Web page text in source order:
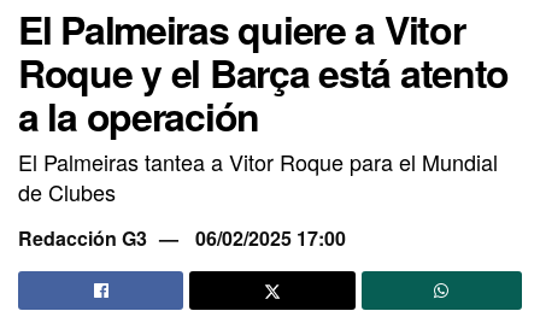
El Palmeiras quiere a Vitor
Roque y el Barça está atento
a la operación
El Palmeiras tantea a Vitor Roque para el Mundial
de Clubes
Redacción G3 06/02/2025 17:00